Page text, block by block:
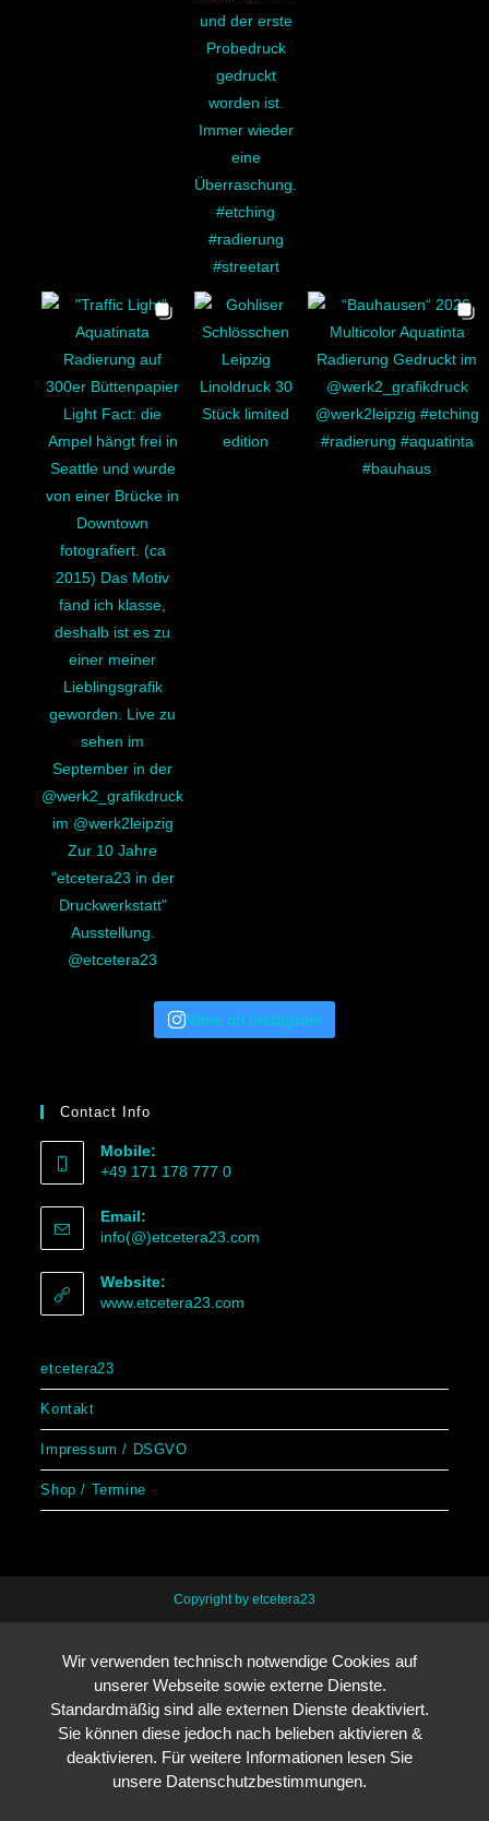
View on Instagram
Contact Info
Mobile:
+49 171 178 777 0
Email:
info(@)etcetera23.com
Website:
www.etcetera23.com
etcetera23
Kontakt
Impressum / DSGVO
Shop / Termine
Copyright by etcetera23
Wir verwenden technisch notwendige Cookies auf
unserer Webseite sowie externe Dienste.
Standardmäßig sind alle externen Dienste deaktiviert.
Sie können diese jedoch nach belieben aktivieren &
deaktivieren. Für weitere Informationen lesen Sie
unsere Datenschutzbestimmungen.